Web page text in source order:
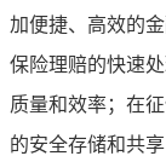
加便捷、高效的
保险理赔的快速
质量和效率；在
的安全存储和共